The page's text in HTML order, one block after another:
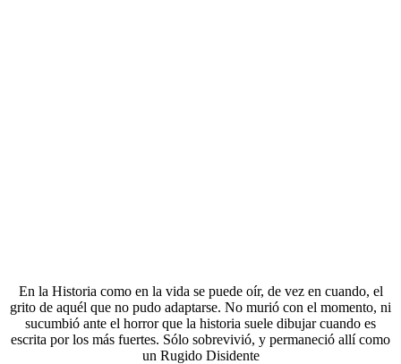
En la Historia como en la vida se puede oír, de vez en cuando, el
grito de aquél que no pudo adaptarse. No murió con el momento, ni
sucumbió ante el horror que la historia suele dibujar cuando es
escrita por los más fuertes. Sólo sobrevivió, y permaneció allí como
un Rugido Disidente